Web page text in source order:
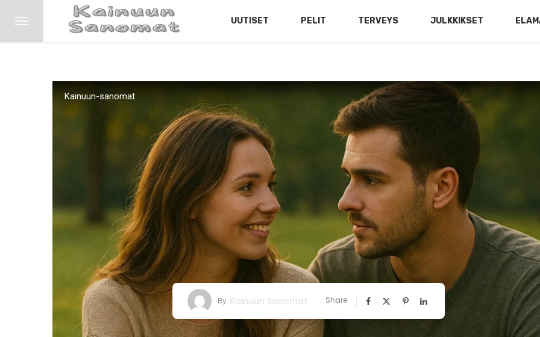
UUTISET PELIT TERVEYS JULKKIKSET
Kainuun-sanomat
By Kainuun Sanomat Share